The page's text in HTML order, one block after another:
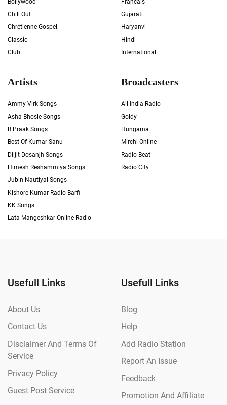
Bollywood
Chill Out
Chrétienne Gospel
Classic
Club
Francais
Gujarati
Haryanvi
Hindi
International
Artists
Ammy Virk Songs
Asha Bhosle Songs
B Praak Songs
Best Of Kumar Sanu
Diljit Dosanjh Songs
Himesh Reshammiya Songs
Jubin Nautiyal Songs
Kishore Kumar Radio Barfi
KK Songs
Lata Mangeshkar Online Radio
Broadcasters
All India Radio
Goldy
Hungama
Mirchi Online
Radio Beat
Radio City
Usefull Links
About Us
Contact Us
Disclaimer And Terms Of
Service
Privacy Policy
Guest Post Service
Usefull Links
Blog
Help
Add Radio Station
Report An Issue
Feedback
Promotion And Affiliate